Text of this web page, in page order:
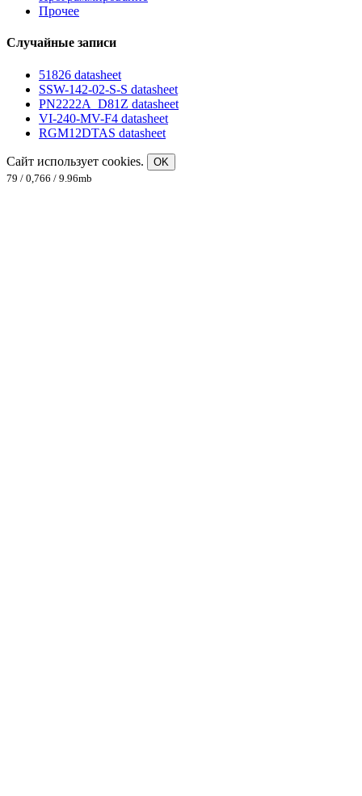
Прочее
Случайные записи
51826 datasheet
SSW-142-02-S-S datasheet
PN2222A_D81Z datasheet
VI-240-MV-F4 datasheet
RGM12DTAS datasheet
Сайт использует cookies.
OK
79 / 0,766 / 9.96mb